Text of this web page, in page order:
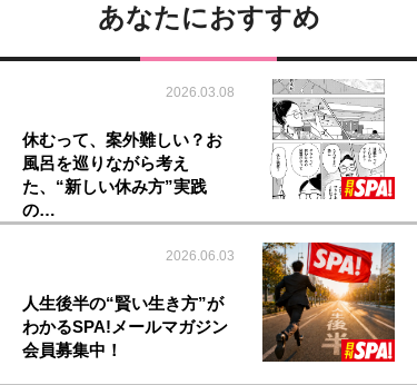
あなたにおすすめ
2026.03.08
休むって、案外難しい？お
風呂を巡りながら考え
た、“新しい休み方”実践
の…
2026.06.03
人生後半の“賢い生き方”が
わかるSPA!メールマガジン
会員募集中！